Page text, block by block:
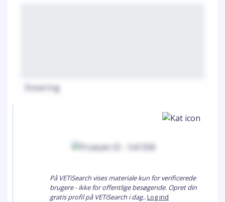
Dosering
På VETiSearch vises materiale kun for verificerede
brugere - ikke for offentlige besøgende. Opret din
gratis profil på VETiSearch i dag..Log ind